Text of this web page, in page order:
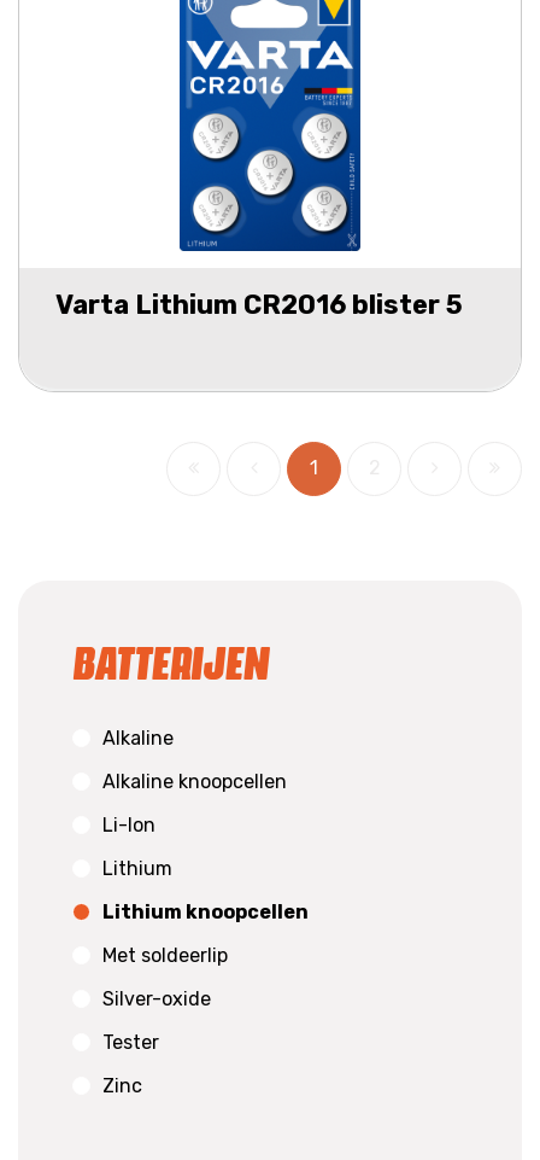
Varta Lithium CR2016 blister 5
1
Batterijen
Alkaline
Alkaline knoopcellen
Li-Ion
Lithium
Lithium knoopcellen
Met soldeerlip
Silver-oxide
Tester
Zinc